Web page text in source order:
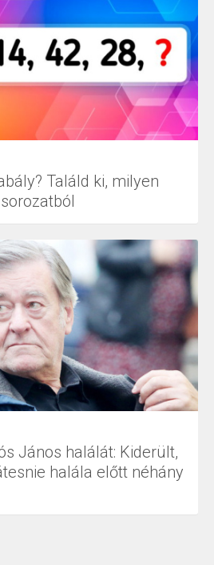
Találd ki, milyen
János halálát: Kiderült,
halála előtt néhány